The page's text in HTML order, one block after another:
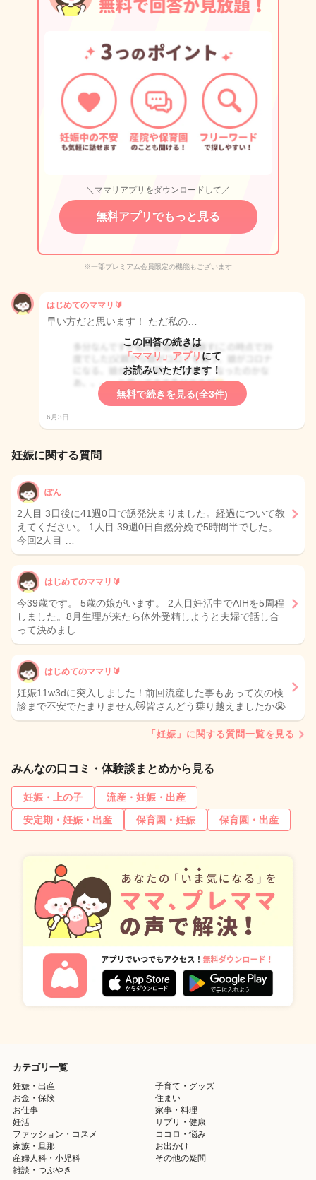
＼ママリアプリをダウンロードして／
無料アプリでもっと見る
※一部プレミアム会員限定の機能もございます
はじめてのママリ🔰
早い方だと思います！ ただ私の…
この回答の続きは
「ママリ」アプリ にて
お読みいただけます！
無料で続きを見る(全3件)
6月3日
妊娠に関する質問
ぽん
2人目 3日後に41週0日で誘発決まりました。経過について教
えてください。 1人目 39週0日自然分娩で5時間半でした。
今回2人目 …
はじめてのママリ🔰
今39歳です。 5歳の娘がいます。 2人目妊活中でAIHを5周程
しました。8月生理が来たら体外受精しようと夫婦で話し合
って決めまし…
はじめてのママリ🔰
妊娠11w3dに突入しました！前回流産した事もあって次の検
診まで不安でたまりません😿皆さんどう乗り越えましたか😭
「妊娠」に関する質問一覧を見る
みんなの口コミ・体験談まとめから見る
妊娠・上の子
流産・妊娠・出産
安定期・妊娠・出産
保育園・妊娠 保育園・出産
カテゴリ一覧
妊娠・出産
子育て・グッズ
お金・保険
住まい
お仕事
家事・料理
妊活
サプリ・健康
ファッション・コスメ
ココロ・悩み
家族・旦那
お出かけ
産婦人科・小児科
その他の疑問
雑談・つぶやき